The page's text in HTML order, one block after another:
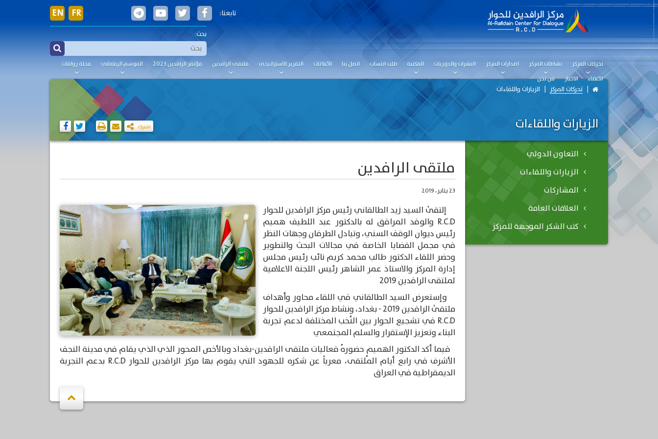
تحركات المركز نشاطات المركز اصدارات المركز النشرات والدوريات المكتبة طلب انتساب اتصل بنا الأعلانات التقرير الاستراتيجي ملتقى الرافدين مؤتمر الرافدين 2023 الموسم الرمضاني
مجلة رواقات
الاعضاء
الاخبار من نحن
EN FR تابعنا:
بحث:
تحركات المركز الزيارات واللقاءات
الزيارات واللقاءات اشترك
ملتقى الرافدين
23 يناير، 2019
إلتقىٰ السيد زيد الطالقاني رئيس مركز الرافدين للحوار
R.C.D والوفد المرافق له بالدكتور عبد اللطيف هميم
رئيس ديوان الوقف السني، وتبادل الطرفان وجهات النظر
في مجمل القضايا الخاصة في مجالات البحث والتطوير
وحضر اللقاء الدكتور طالب محمد كريم نائب رئيس مجلس
إدارة المركز والاستاذ عمر الشاهر رئيس اللجنة الاعلامية
لملتقى الرافدين 2019
وإستعرض السيد الطالقاني في اللقاء محاور وأهداف
ملتقىٰ الرافدين 2019 - بغداد، ونشاط مركز الرافدين للحوار
R.C.D في تشجيع الحوار بين النُخب المختلفة لدعم تجربة
البناء وتعزيز الإستقرار والسلم المجتمعي
فيما أكد الدكتور الهميم حضورهُ فعاليات ملتقى الرافدين-بغداد وبالأخص المحور الذي الذي يقام في مدينة النجف
الأشرف في رابع أيام المُلتقى، معرباً عن شكره للجهود التي يقوم بها مركز الرافدين للحوار R.C.D بدعم التجربة
الديمقراطية في العراق
التعاون الدولي
الزيارات واللقاءات
المشاركات
العلاقات العامة
كتب الشكر الموجهة للمركز